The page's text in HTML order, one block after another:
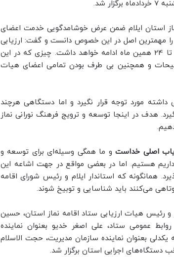
شد.
استان ایلام ضمن عرض خوشامدگویی خدمت اعضای
را مهمترین اصل در این خصوص دانست و گفت: ارزیابی
دستگاه‌های اجرایی استان ایلام از روز 10 اردیبهشت آغاز و تا 24 همین ماه ادامه خواهد داشت. چیزی که در این
و همچنین بی طرف بودن تمامی اعضای هیات
مورد توجه قرار نگیرد و اما دستگاهی هرچند
بگیرد. هدف در اینجا توسعه و ترویج فرهنگ نورانی نماز
اصلی خداستو ما همگی وسیله‌ای برای توسعه و
هستیم. اما در بعضی مواقع در جهت اشاعه این
همانگونه که استاندار ایلام و رئیس شورای اقامه
می‌کنند باید شناسایی و توبیخ شوند.
رئیس هیات ارزیابی ستاد اقامه نماز استان، حسین
عمومی ستاد، علی اصغر خدیو بعنوان نماینده
یکدلی بعنوان نماینده سازمان مدیریت، حجت الاسلام
دستگاه‌های اجرایی استان برگزار شد.